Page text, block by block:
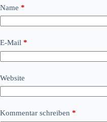
Name *
E-Mail *
Website
Kommentar schreiben *